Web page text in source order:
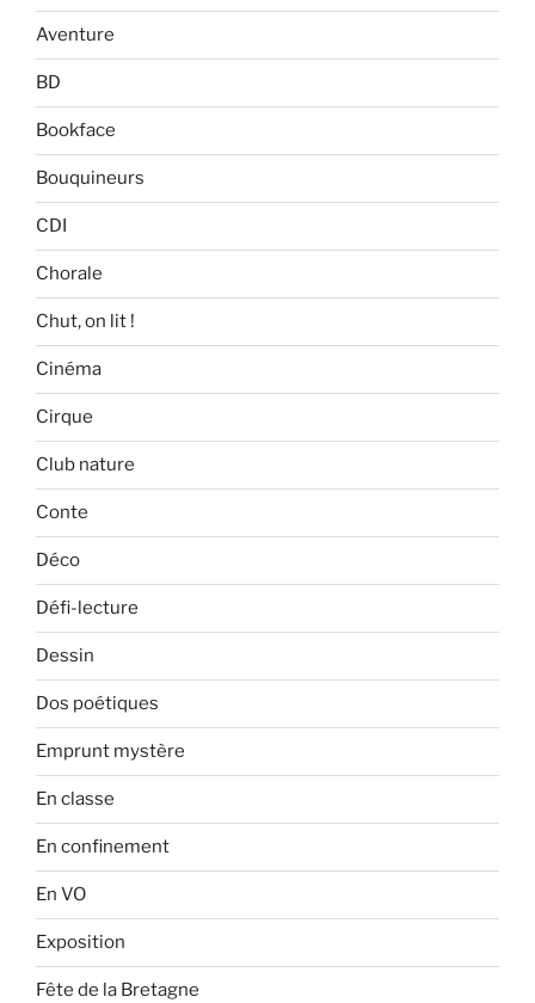
Aventure
BD
Bookface
Bouquineurs
CDI
Chorale
Chut, on lit !
Cinéma
Cirque
Club nature
Conte
Déco
Défi-lecture
Dessin
Dos poétiques
Emprunt mystère
En classe
En confinement
En VO
Exposition
Fête de la Bretagne